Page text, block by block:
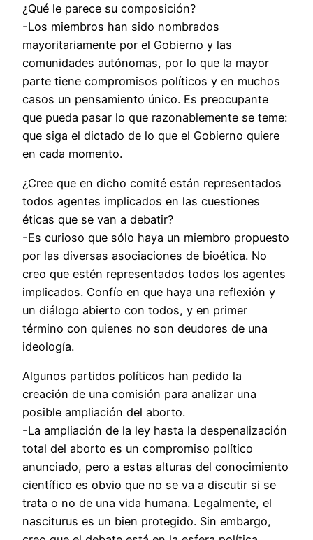
¿Qué le parece su composición?
-Los miembros han sido nombrados
mayoritariamente por el Gobierno y las
comunidades autónomas, por lo que la mayor
parte tiene compromisos políticos y en muchos
casos un pensamiento único. Es preocupante
que pueda pasar lo que razonablemente se teme:
que siga el dictado de lo que el Gobierno quiere
en cada momento.
¿Cree que en dicho comité están representados
todos agentes implicados en las cuestiones
éticas que se van a debatir?
-Es curioso que sólo haya un miembro propuesto
por las diversas asociaciones de bioética. No
creo que estén representados todos los agentes
implicados. Confío en que haya una reflexión y
un diálogo abierto con todos, y en primer
término con quienes no son deudores de una
ideología.
Algunos partidos políticos han pedido la
creación de una comisión para analizar una
posible ampliación del aborto.
-La ampliación de la ley hasta la despenalización
total del aborto es un compromiso político
anunciado, pero a estas alturas del conocimiento
científico es obvio que no se va a discutir si se
trata o no de una vida humana. Legalmente, el
nasciturus es un bien protegido. Sin embargo,